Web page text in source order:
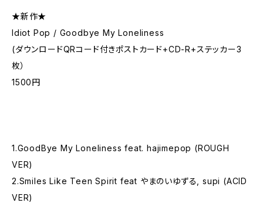
★新作★
Idiot Pop / Goodbye My Loneliness
(ダウンロードQRコード付きポストカード+CD-R+ステッカー3
枚）
1500円
1.GoodBye My Loneliness feat. hajimepop (ROUGH
VER)
2.Smiles Like Teen Spirit feat やまのいゆずる, supi (ACID
VER)